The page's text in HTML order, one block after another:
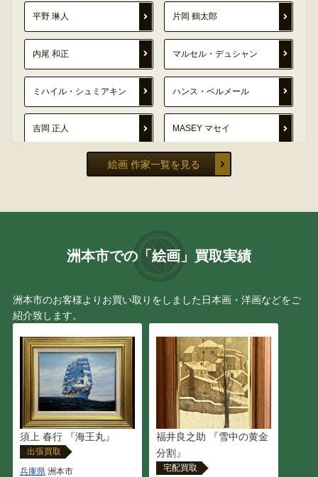
平野 琳人 片岡 鶴太郎
内尾 和正 マルセル・デュシャン
ミハイル・シュミアキン ハンス・ベルメール
吉岡 正人 MASEY マセイ
ロメロ・ブリット
北田 稔
坪内 好子 仙厓 義梵
デビッド・タトウィラー ジョン・アルフォーグ
伊勢崎勝人 鶴田憲次
関 拓司
絵画 作家一覧を見る
洲本市での「絵画」買取実績
洲本市のお客様よりお買い取りをしました日本画・洋画などをご
紹介致します。
須上 春行 『海王丸』
出張買取
兵庫県 洲本市
福井良之助 『雪中の黄金
分割』
宅配買取